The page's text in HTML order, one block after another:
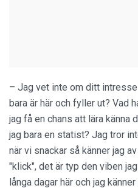
– Jag vet inte om ditt
bara är här och fyller ut? Vad
jag få en chans att lära känna
jag bara en statist? Jag tror
när vi snackar så känner jag
"klick", det är typ den viben
långa dagar här och jag